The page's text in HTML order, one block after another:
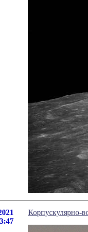
Корпускулярно-